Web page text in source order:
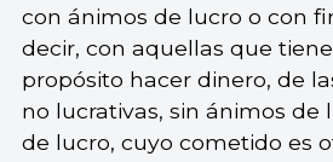
con ánimos de lucro o con
decir, con aquellas que
propósito hacer dinero, de
no lucrativas, sin ánimos de
de lucro, cuyo cometido es